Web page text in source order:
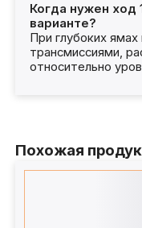
Когда нужен ход
варианте?
При глубоких
трансмиссиями,
относительно
Похожая